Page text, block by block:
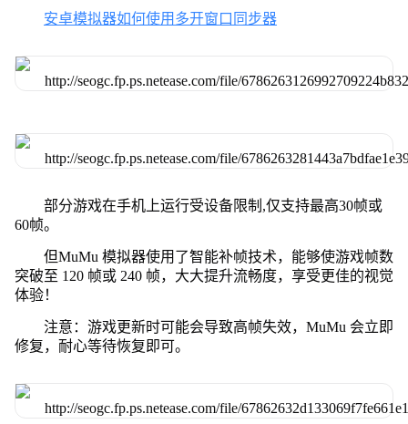
安卓模拟器如何使用多开窗口同步器
部分游戏在手机上运行受设备限制,仅支持最高30帧或
60帧。
但MuMu 模拟器使用了智能补帧技术，能够使游戏帧数
突破至 120 帧或 240 帧，大大提升流畅度，享受更佳的视觉
体验！
注意：游戏更新时可能会导致高帧失效，MuMu 会立即
修复，耐心等待恢复即可。